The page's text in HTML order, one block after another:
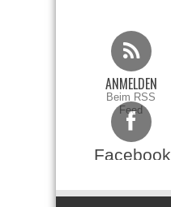
ANMELDEN
Beim RSS
Feed
Facebook